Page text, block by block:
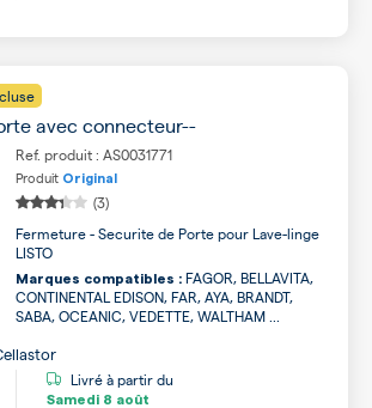
avec connecteur--
Ref. produit : AS0031771
Produit Original
(3)
Fermeture - Securite de Porte pour Lave-linge
LISTO
Marques compatibles : FAGOR, BELLAVITA,
CONTINENTAL EDISON, FAR, AYA, BRANDT,
SABA, OCEANIC, VEDETTE, WALTHAM ...
Livré à partir du
Samedi 8 août